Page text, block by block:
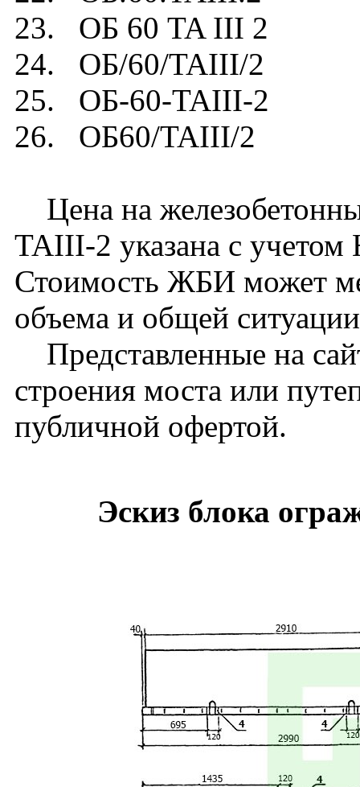
23. ОБ 60 TA III 2
24. ОБ/60/TAIII/2
25. ОБ-60-TAIII-2
26. ОБ60/TAIII/2
Цена на
TAIII-2 указана с учетом
Стоимость ЖБИ может
объема и общей
Представленные на
строения моста или
публичной офертой.
Эскиз блока